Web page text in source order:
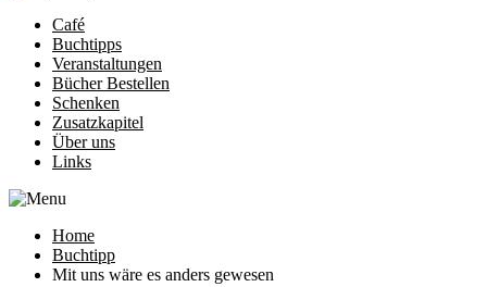
Café
Buchtipps
Veranstaltungen
Bücher Bestellen
Schenken
Zusatzkapitel
Über uns
Links
Home
Buchtipp
Mit uns wäre es anders gewesen